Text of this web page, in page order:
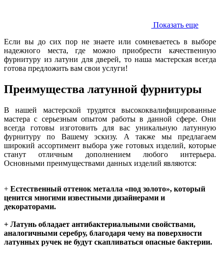
Показать еще
Если вы до сих пор не знаете или сомневаетесь в выборе
надежного места, где можно приобрести качественную
фурнитуру из латуни для дверей, то наша мастерская всегда
готова предложить вам свои услуги!
Преимущества латунной фурнитуры
В нашей мастерской трудятся высококвалифицированные
мастера с серьезным опытом работы в данной сфере. Они
всегда готовы изготовить для вас уникальную латунную
фурнитуру по Вашему эскизу. А также мы предлагаем
широкий ассортимент выбора уже готовых изделий, которые
станут отличным дополнением любого интерьера.
Основными преимуществами данных изделий являются:
+ Естественный оттенок металла «под золото», который
ценится многими известными дизайнерами и
декораторами.
+ Латунь обладает антибактериальными свойствами,
аналогичными серебру, благодаря чему на поверхности
латунных ручек не будут скапливаться опасные бактерии.